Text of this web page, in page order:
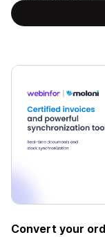
Convert your